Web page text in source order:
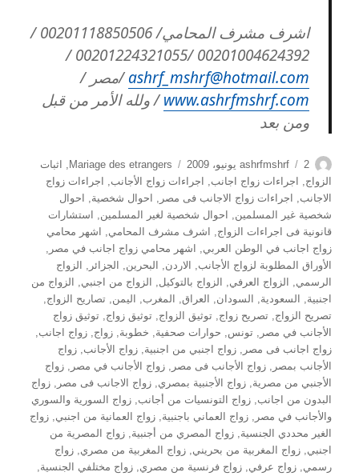
اشرف مشرف المحامي/ 00201118850506 /
00201004624392 /00201224321055 /
ashrf_mshrf@hotmail.com/مصر /
www.ashrfmshrf.com/ ولله الأمر من قبل
ومن بعد
الكاتبashrfmshrf
نُشرت
في
2 يونيو، 2009 التصنيفات
Mariage des etrangers
اثبات
الزواج
اجراءات زواج اجانب اجراءات زواج الأجانب
اجراءات زواج
الاجانب
اجراءات زواج الاجانب فى مصر احوال شخصية
احوال
شخصية غير المسلمين
احوال شخصية لغير المسلمين
استشارات
قانونية فى اجراءات الزواج
اشرف مشرف المحامي
اشهر محامي
زواج اجانب في الوطن العربي
اشهر محامي زواج اجانب في مصر
الأوراق المطلوبة لزواج الأجانب
الاردن البحرين الجزائر
الزواج
الرسمي
الزواج العرفي الزواج بالتوكيل الزواج من اجنبي
الزواج من
اجنبية
السعودية السودان العراق المغرب اليمن ,تصاريح الزواج
تصريح الزواج ,تصريح زواج ,توثيق الزواج ,توثيق زواج ,توثيق زواج
الأجانب في مصر
,تونس حوارات صحفية خطوبة ,زواج ,زواج اجانب
زواج اجانب فى مصر
,زواج اجنبي من اجنبية ,زواج الأجانب ,زواج
الأجانب بمصر
,زواج الأجانب فى مصر ,زواج الأجانب في مصر ,زواج
الأجنبي من مصرية ,زواج الأجنبية بمصري ,زواج الاجانب فى مصر ,زواج
البدون من اجانب ,زواج التونسيات من أجانب ,زواج السورية والسوري
والأجانب في مصر
,زواج العماني باجنبية ,زواج العمانية من اجنبي ,زواج
الغير محددي الجنسية ,زواج المصري من أجنبية ,زواج المصرية من
اجنبي ,زواج المغربية من بحريني ,زواج المغربية من مصري ,زواج
رسمي ,زواج عرفي ,زواج فرنسية من مصري ,زواج مختلفي الجنسية